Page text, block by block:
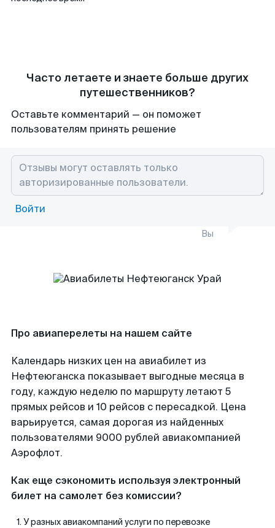
Часто летаете и знаете больше других
путешественников?
Оставьте комментарий — он поможет
пользователям принять решение
Войти
Вы
Про авиаперелеты на нашем сайте
Календарь низких цен на авиабилет из
Нефтеюганска показывает выгодные месяца в
году, каждую неделю по маршруту летают 5
прямых рейсов и 10 рейсов с пересадкой. Цена
варьируется, самая дорогая из найденных
пользователями 9000 рублей авиакомпанией
Аэрофлот.
Как еще сэкономить используя электронный
билет на самолет без комиссии?
У разных авиакомпаний услуги по перевозке